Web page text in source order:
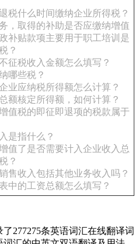
税什么时间缴纳企业所得税？
，取得的补助是否应缴纳增值
补贴款项主要用于职工培训是
？
征税收入金额怎么填写？
哪些税？
业应纳税所得额怎么计算？
额核定所得额，如何计算？
值税的即征即退项的税款属于
是指什么？
值了是否需要计入企业收入总
？
售收入包括其他业务收入吗？
中的工资总额怎么填写？
277275条英语词汇在线翻译词